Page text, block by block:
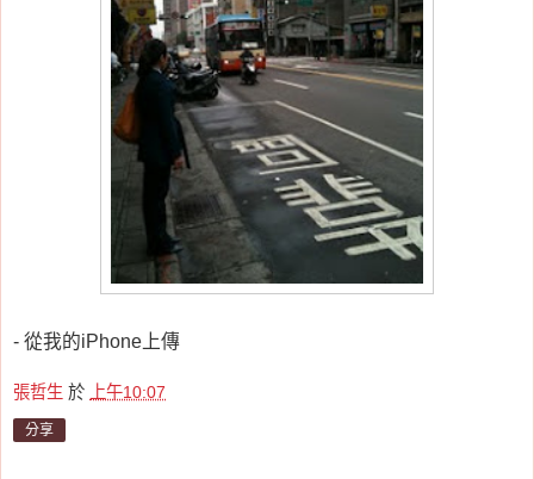
- 從我的iPhone上傳
張哲生 於 上午10:07
分享